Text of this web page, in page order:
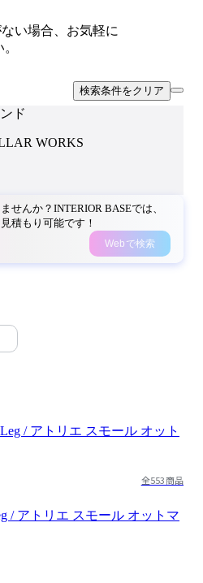
い場合、お気軽に
検索条件をクリア
ド
WORKS
せんか？INTERIOR BASEでは、
積もり可能です！
Webで検索
全553商品
/ アトリエ スモール オットマ